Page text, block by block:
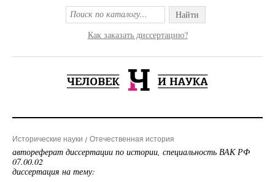
Найти
Как заказать диссертацию?
Исторические науки Отечественная история
автореферат диссертации по истории, специальность ВАК РФ
07.00.02
диссертация на тему: